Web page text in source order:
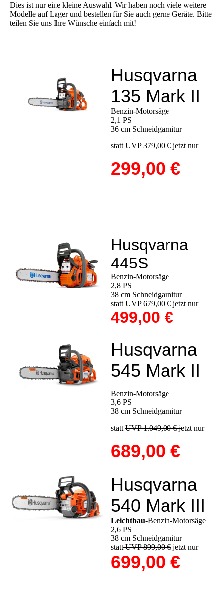
Dies ist nur eine kleine Auswahl. Wir haben noch viele weitere
Modelle auf Lager und bestellen für Sie auch gerne Geräte. Bitte
teilen Sie uns Ihre Wünsche einfach mit!
Husqvarna
135 Mark II
Benzin-Motorsäge
2,1 PS
36 cm Schneidgarnitur
statt UVP379,00 € jetzt nur
299,00 €
Husqvarna
445S
Benzin-Motorsäge
2,8 PS
38 cm Schneidgarnitur
statt UVP679,00 € jetzt nur
499,00 €
Husqvarna
545 Mark II
Benzin-Motorsäge
3,6 PS
38 cm Schneidgarnitur
statt UVP 1.049,00 € jetzt nur
689,00 €
Husqvarna
540 Mark III
Leichtbau-Benzin-Motorsäge
2,6 PS
38 cm Schneidgarnitur
stattUVP 899,00 € jetzt nur
699,00 €